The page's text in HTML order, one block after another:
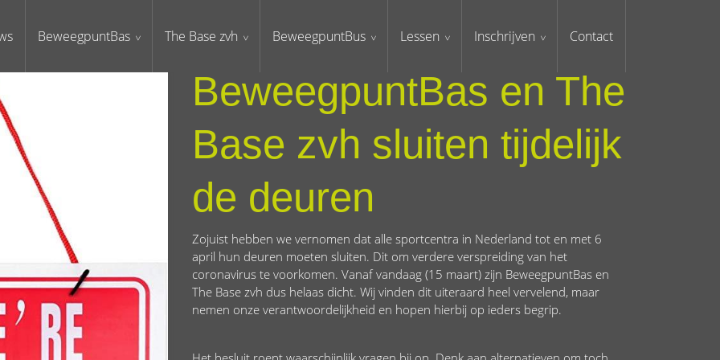
BeweegpuntBas The Base zvh BeweegpuntBus Lessen Inschrijven Contact
BeweegpuntBas en The
Base zvh sluiten tijdelijk
de deuren
Zojuist hebben we vernomen dat alle sportcentra in Nederland tot en met 6
april hun deuren moeten sluiten. Dit om verdere verspreiding van het
coronavirus te voorkomen. Vanaf vandaag (15 maart) zijn BeweegpuntBas en
The Base zvh dus helaas dicht. Wij vinden dit uiteraard heel vervelend, maar
nemen onze verantwoordelijkheid en hopen hierbij op ieders begrip.